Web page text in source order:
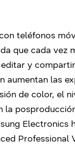
teléfonos
que cada vez
y
aumentan las
de color, el
la
Electronics
Professional